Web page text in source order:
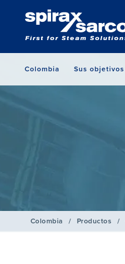
Colombia Sus objetivos
Colombia / Productos /